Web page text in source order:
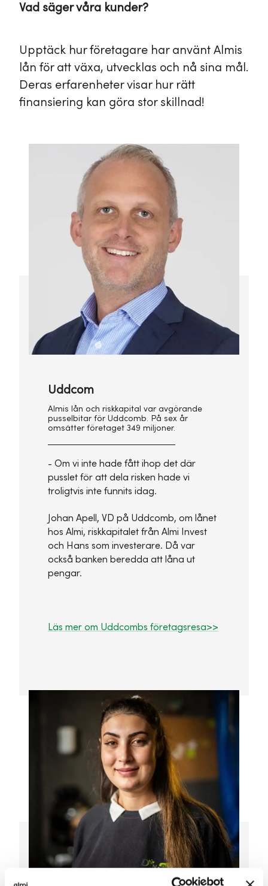
Vad säger våra kunder?
Upptäck hur företagare har använt Almis
lån för att växa, utvecklas och nå sina mål.
Deras erfarenheter visar hur rätt
finansiering kan göra stor skillnad!
Uddcom
Almis lån och riskkapital var avgörande
pusselbitar för Uddcomb. På sex år
omsätter företaget 349 miljoner.
- Om vi inte hade fått ihop det där
pusslet för att dela risken hade vi
troligtvis inte funnits idag.
Johan Apell, VD på Uddcomb, om lånet
hos Almi, riskkapitalet från Almi Invest
och Hans som investerare. Då var
också banken beredda att låna ut
pengar.
Läs mer om Uddcombs företagsresa>>